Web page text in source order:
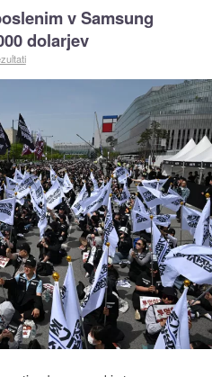
v Samsung
dolarjev